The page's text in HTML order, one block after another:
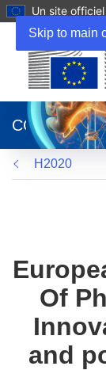
Skip to main
Un site officiel
dans
une
nouvelle
fenêtre)
CORDIS
H2020
Of
and